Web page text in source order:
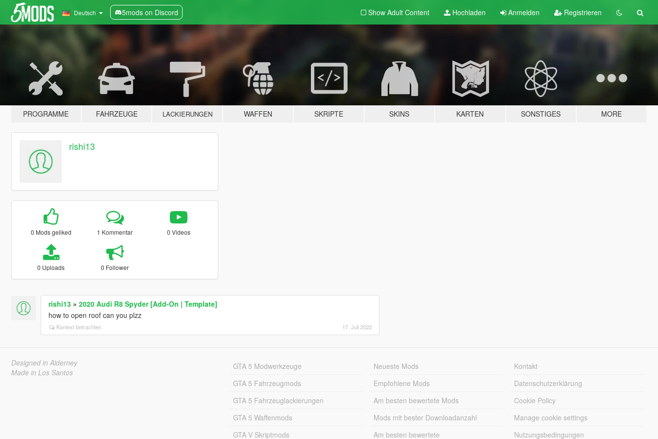
Deutsch 5mods on Discord Show Adult Content Hochladen Anmelden Registrieren
PROGRAMME FAHRZEUGE LACKIERUNGEN WAFFEN SKRIPTE SKINS KARTEN SONSTIGES MORE
rishi13
0 Mods geliked 1 Kommentar 0 Videos
0 Uploads 0 Follower
rishi13» 2020 Audi R8 Spyder [Add-On | Template]
how to open roof can you plzz
Kontext betrachten 17. Juli 2022
Designed in Alderney
Made in Los Santos
GTA 5 Modwerkzeuge
GTA 5 Fahrzeugmods
GTA 5 Fahrzeuglackierungen
GTA 5 Waffenmods
GTA V Skriptmods
Neueste Mods
Empfohlene Mods
Am besten bewertete Mods
Mods mit bester Downloadanzahl
Am besten bewertete
Kontakt
Datenschutzerklärung
Cookie Policy
Manage cookie settings
Nutzungsbedingungen